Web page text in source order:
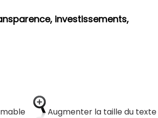
investissements,
Augmenter la taille du texte